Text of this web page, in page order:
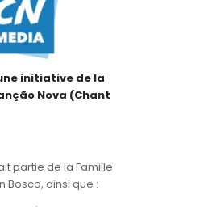
initiative de la
Nova (Chant
partie de la Famille
Bosco, ainsi que :